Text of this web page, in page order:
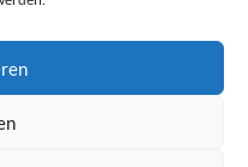
and consulting